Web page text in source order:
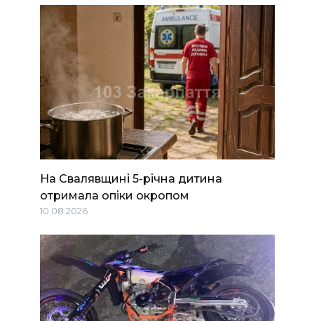
На Свалявщині 5-річна дитина
отримала опіки окропом
10.08.2026